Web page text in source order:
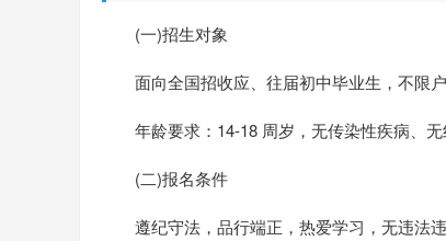
(一)招生对象
面向全国招收应、往届初中毕业生，不限
年龄要求：14-18 周岁，无传染性疾病、
(二)报名条件
遵纪守法，品行端正，热爱学习，无违法